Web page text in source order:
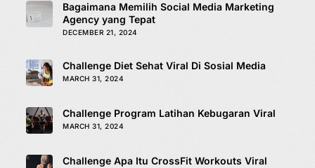
Bagaimana Memilih Social Media Marketing
Agency yang Tepat
DECEMBER 21, 2024
Challenge Diet Sehat Viral Di Sosial Media
MARCH 31, 2024
Challenge Program Latihan Kebugaran Viral
MARCH 31, 2024
Challenge Apa Itu CrossFit Workouts Viral